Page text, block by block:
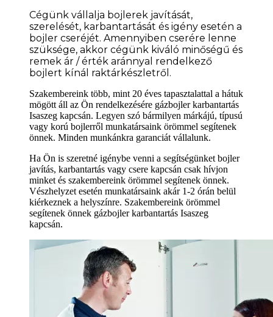
Cégünk vállalja bojlerek javítását,
szerelését, karbantartását és igény esetén a
bojler cseréjét. Amennyiben cserére lenne
szüksége, akkor cégünk kiváló minőségű és
remek ár / érték aránnyal rendelkező
bojlert kínál raktárkészletről.
Szakembereink több, mint 20 éves tapasztalattal a hátuk
mögött áll az Ön rendelkezésére gázbojler karbantartás
Isaszeg kapcsán. Legyen szó bármilyen márkájú, típusú
vagy korú bojlerről munkatársaink örömmel segítenek
önnek. Minden munkánkra garanciát vállalunk.
Ha Ön is szeretné igénybe venni a segítségünket bojler
javítás, karbantartás vagy csere kapcsán csak hívjon
minket és szakembereink örömmel segítenek önnek.
Vészhelyzet esetén munkatársaink akár 1-2 órán belül
kiérkeznek a helyszínre. Szakembereink örömmel
segítenek önnek gázbojler karbantartás Isaszeg
kapcsán.